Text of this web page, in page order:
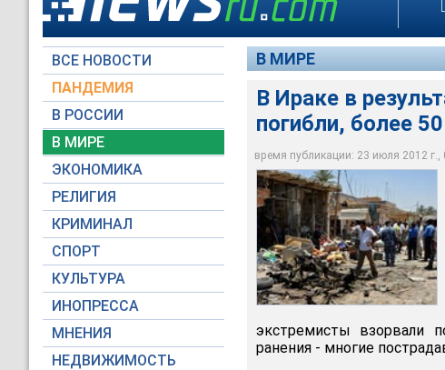
ВСЕ НОВОСТИ
ПАНДЕМИЯ
В РОССИИ
В МИРЕ
ЭКОНОМИКА
РЕЛИГИЯ
КРИМИНАЛ
СПОРТ
КУЛЬТУРА
ИНОПРЕССА
МНЕНИЯ
НЕДВИЖИМОСТЬ
В МИРЕ
В Ираке в
погибли, более
время публикации: 23 июля 2012 г.,
По данным СМИ, за
менее 237 человек и
Reuters
экстремисты взорвали
ранения - многие